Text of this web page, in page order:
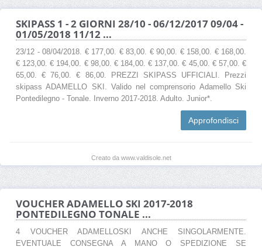
SKIPASS 1 - 2 GIORNI 28/10 - 06/12/2017 09/04 -
01/05/2018 11/12 ...
23/12 - 08/04/2018. € 177,00. € 83,00. € 90,00. € 158,00. € 168,00.
€ 123,00. € 194,00. € 98,00. € 184,00. € 137,00. € 45,00. € 57,00. €
65,00. € 76,00. € 86,00. PREZZI SKIPASS UFFICIALI. Prezzi
skipass ADAMELLO SKI. Valido nel comprensorio Adamello Ski
Pontedilegno - Tonale. Inverno 2017-2018. Adulto. Junior*.
Approfondisci
Creato da www.valdisole.net
VOUCHER ADAMELLO SKI 2017-2018
PONTEDILEGNO TONALE ...
4 VOUCHER ADAMELLOSKI ANCHE SINGOLARMENTE.
EVENTUALE CONSEGNA A MANO O SPEDIZIONE SE